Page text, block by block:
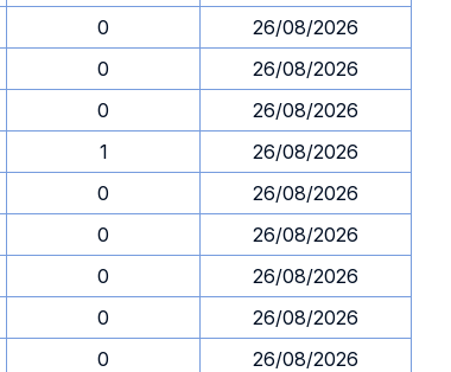
0
26/08/2026
0
26/08/2026
0
26/08/2026
1
26/08/2026
0
26/08/2026
0
26/08/2026
0
26/08/2026
0
26/08/2026
0
26/08/2026